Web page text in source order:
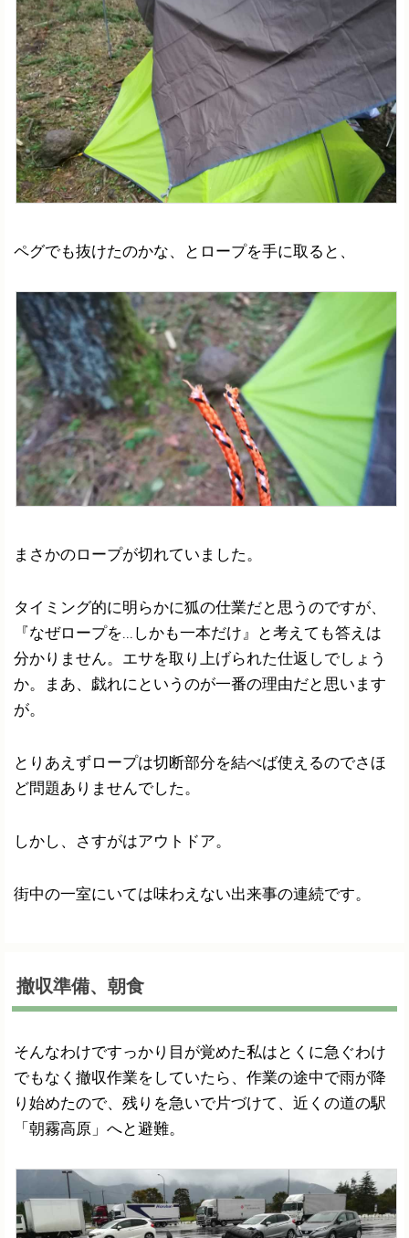
ペグでも抜けたのかな、とロープを手に取ると、
まさかのロープが切れていました。
タイミング的に明らかに狐の仕業だと思うのですが、
『なぜロープを...しかも一本だけ』と考えても答えは
分かりません。エサを取り上げられた仕返しでしょう
か。まあ、戯れにというのが一番の理由だと思います
が。
とりあえずロープは切断部分を結べば使えるのでさほ
ど問題ありませんでした。
しかし、さすがはアウトドア。
街中の一室にいては味わえない出来事の連続です。
撤収準備、朝食
そんなわけですっかり目が覚めた私はとくに急ぐわけ
でもなく撤収作業をしていたら、作業の途中で雨が降
り始めたので、残りを急いで片づけて、近くの道の駅
「朝霧高原」へと避難。